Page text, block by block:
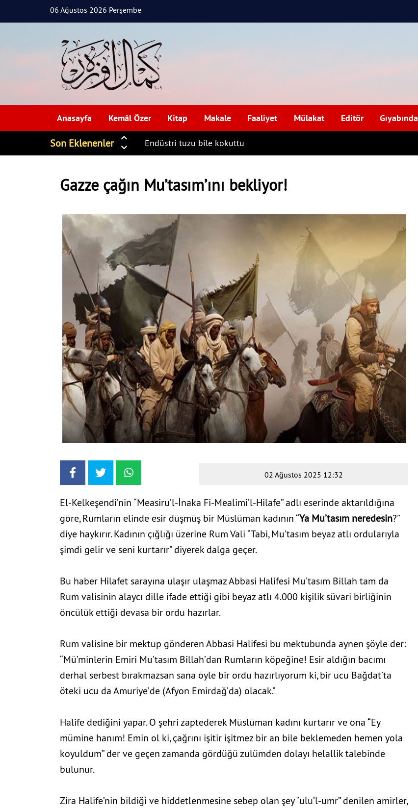
06 Ağustos 2026 Perşembe
Anasayfa Kemâl Özer Kitap Makale Faaliyet Mülakat Editör Gıyabında
Son Eklenenler Endüstri tuzu bile kokuttu
Emperyalizmin çok cepheli savaşı
Gazze çağın Mu’tasım’ını bekliyor!
02 Ağustos 2025 12:32
El-Kelkeşendi’nin “Measiru’l-İnaka Fi-Mealimi’l-Hilafe” adlı eserinde aktarıldığına
göre, Rumların elinde esir düşmüş bir Müslüman kadının “Ya Mu’tasım neredesin?”
diye haykırır. Kadının çığlığı üzerine Rum Vali “Tabi, Mu’tasım beyaz atlı ordularıyla
şimdi gelir ve seni kurtarır” diyerek dalga geçer.
Bu haber Hilafet sarayına ulaşır ulaşmaz Abbasi Halifesi Mu’tasım Billah tam da
Rum valisinin alaycı dille ifade ettiği gibi beyaz atlı 4.000 kişilik süvari birliğinin
öncülük ettiği devasa bir ordu hazırlar.
Rum valisine bir mektup gönderen Abbasi Halifesi bu mektubunda aynen şöyle der:
“Mü’minlerin Emiri Mu’tasım Billah’dan Rumların köpeğine! Esir aldığın bacımı
derhal serbest bırakmazsan sana öyle bir ordu hazırlıyorum ki, bir ucu Bağdat’ta
öteki ucu da Amuriye’de (Afyon Emirdağ’da) olacak.”
Halife dediğini yapar. O şehri zaptederek Müslüman kadını kurtarır ve ona “Ey
mümine hanım! Emin ol ki, çağrını işitir işitmez bir an bile beklemeden hemen yola
koyuldum” der ve geçen zamanda gördüğü zulümden dolayı helallik talebinde
bulunur.
Zira Halife’nin bildiği ve hiddetlenmesine sebep olan şey “ulu’l-umr” denilen amirler,